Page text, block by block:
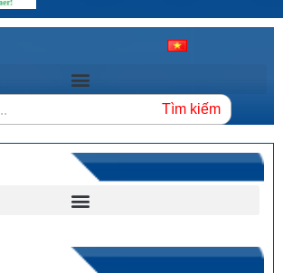
Tìm kiếm